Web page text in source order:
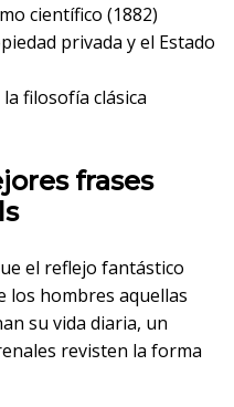
científico (1882)
privada y el Estado
filosofía clásica
frases
el reflejo fantástico
los hombres aquellas
su vida diaria, un
revisten la forma